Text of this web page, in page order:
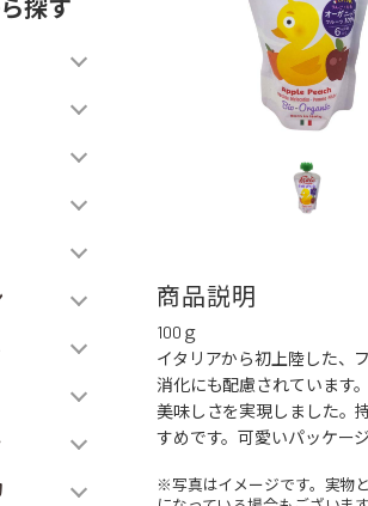
探す
商品説明
100ｇ
イタリアから初上陸した、
消化にも配慮されています
美味しさを実現しました。
すめです。可愛いパッケー
※写真はイメージです。実物